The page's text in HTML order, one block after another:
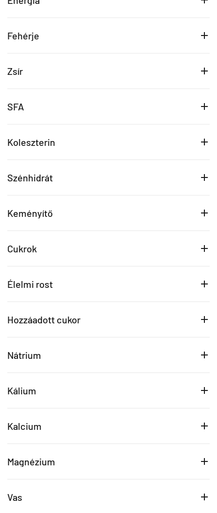
Fehérje
Zsír
SFA
Koleszterin
Szénhidrát
Keményítő
Cukrok
Élelmi rost
Hozzáadott cukor
Nátrium
Kálium
Kalcium
Magnézium
Vas